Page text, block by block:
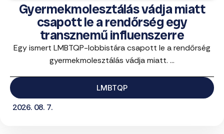
Gyermekmolesztálás vádja miatt
csapott le a rendőrség egy
transznemű influenszerre
Egy ismert LMBTQP-lobbistára csapott le a rendőrség
gyermekmolesztálás vádja miatt. ...
LMBTQP
2026. 08. 7.